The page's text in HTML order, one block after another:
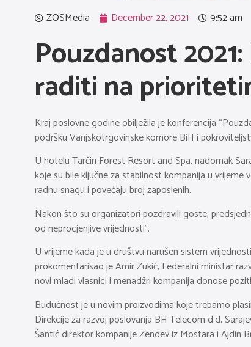
ZOSMedia December 22, 2021 9:52 am
Pouzdanost
raditi na
Kraj poslovne godine obilježila je konferencija
podršku Vanjskotrgovinske komore BiH i
U hotelu Tarčin Forest Resort and Spa, nadomak
koje su bile ključne za stabilnost kompanija u
radnu snagu i povećaju broj zaposlenih.
Nakon što su organizatori pozdravili goste,
od neprocjenjive vrijednosti”.
U vrijeme kada je u društvu narušen sistem
prokomentarisao je Amir Zukić, Federalni ministar
novi mladi vlasnici i menadžri kompanija donose
Budućnost je u novim proizvodima koje trebamo
Direkcije za razvoj poslovanja BH Telecom d.d.
Šantić direktor kompanije Zendev iz Mostara i Ajdin